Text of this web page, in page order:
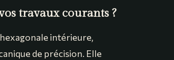
travaux courants ?
hexagonale intérieure,
de précision. Elle